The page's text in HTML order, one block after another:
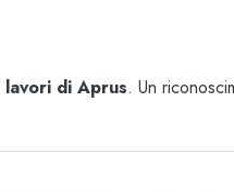
lavori di Aprus. Un